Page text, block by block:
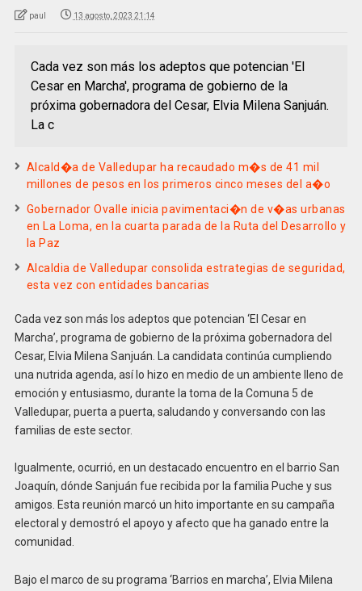
paul 13 agosto, 2023 21:14
Cada vez son más los adeptos que potencian 'El
Cesar en Marcha', programa de gobierno de la
próxima gobernadora del Cesar, Elvia Milena Sanjuán.
La c
Alcald�a de Valledupar ha recaudado m�s de 41 mil
millones de pesos en los primeros cinco meses del a�o
Gobernador Ovalle inicia pavimentaci�n de v�as urbanas
en La Loma, en la cuarta parada de la Ruta del Desarrollo y
la Paz
Alcaldia de Valledupar consolida estrategias de seguridad,
esta vez con entidades bancarias
Cada vez son más los adeptos que potencian ‘El Cesar en
Marcha’, programa de gobierno de la próxima gobernadora del
Cesar, Elvia Milena Sanjuán. La candidata continúa cumpliendo
una nutrida agenda, así lo hizo en medio de un ambiente lleno de
emoción y entusiasmo, durante la toma de la Comuna 5 de
Valledupar, puerta a puerta, saludando y conversando con las
familias de este sector.
Igualmente, ocurrió, en un destacado encuentro en el barrio San
Joaquín, dónde Sanjuán fue recibida por la familia Puche y sus
amigos. Esta reunión marcó un hito importante en su campaña
electoral y demostró el apoyo y afecto que ha ganado entre la
comunidad.
Bajo el marco de su programa ‘Barrios en marcha’, Elvia Milena